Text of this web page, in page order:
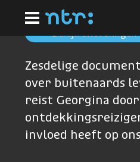
hoofdinhoud
Bekijk afleveringen
Zesdelige
over buitenaards
reist Georgina
invloed heeft op